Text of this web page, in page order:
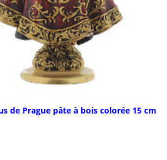
de Prague pâte à bois colorée 15 cm